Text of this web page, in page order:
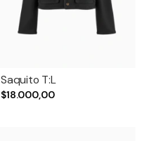
Saquito T:L
$18.000,00